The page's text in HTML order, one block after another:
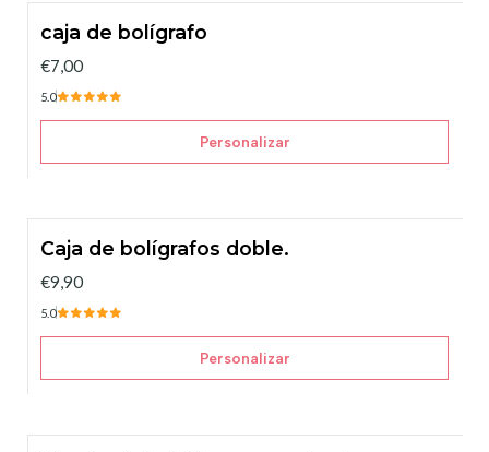
caja de bolígrafo
€7,00
5.0
Personalizar
Caja de bolígrafos doble.
€9,90
5.0
Personalizar